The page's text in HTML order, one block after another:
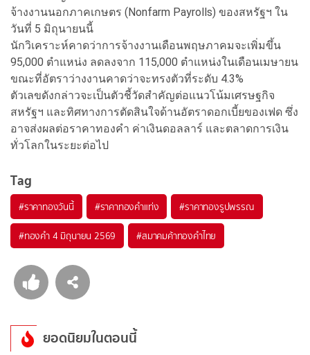
จ้างงานนอกภาคเกษตร (Nonfarm Payrolls) ของสหรัฐฯ ใน
วันที่ 5 มิถุนายนนี้
นักวิเคราะห์คาดว่าการจ้างงานเดือนพฤษภาคมจะเพิ่มขึ้น
95,000 ตำแหน่ง ลดลงจาก 115,000 ตำแหน่งในเดือนเมษายน
ขณะที่อัตราว่างงานคาดว่าจะทรงตัวที่ระดับ 4.3%
ตัวเลขดังกล่าวจะเป็นตัวชี้วัดสำคัญต่อแนวโน้มเศรษฐกิจ
สหรัฐฯ และทิศทางการตัดสินใจด้านอัตราดอกเบี้ยของเฟด ซึ่ง
อาจส่งผลต่อราคาทองคำ ค่าเงินดอลลาร์ และตลาดการเงิน
ทั่วโลกในระยะต่อไป
Tag
#ราคาทองวันนี้ #ราคาทองคำแท่ง #ราคาทองรูปพรรณ
#ทองคำ 4 มิถุนายน 2569 #สมาคมค้าทองคำไทย
ยอดนิยมในตอนนี้